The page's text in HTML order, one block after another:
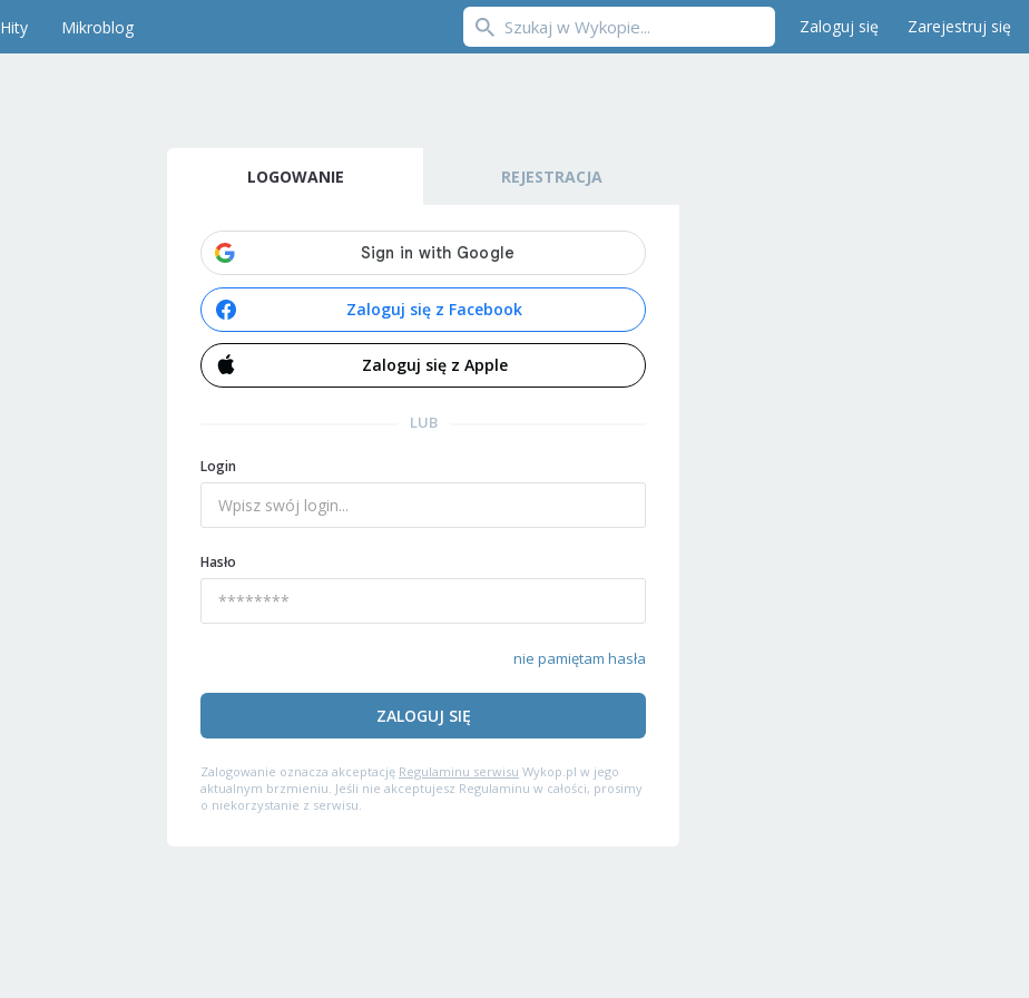
Hity Mikroblog Zaloguj się Zarejestruj się
LOGOWANIE REJESTRACJA
Zaloguj się z Facebook
Zaloguj się z Apple
LUB
Login
Hasło
nie pamiętam hasła
ZALOGUJ SIĘ
Zalogowanie oznacza akceptację Regulaminu serwisu Wykop.pl w jego
aktualnym brzmieniu. Jeśli nie akceptujesz Regulaminu w całości, prosimy
o niekorzystanie z serwisu.